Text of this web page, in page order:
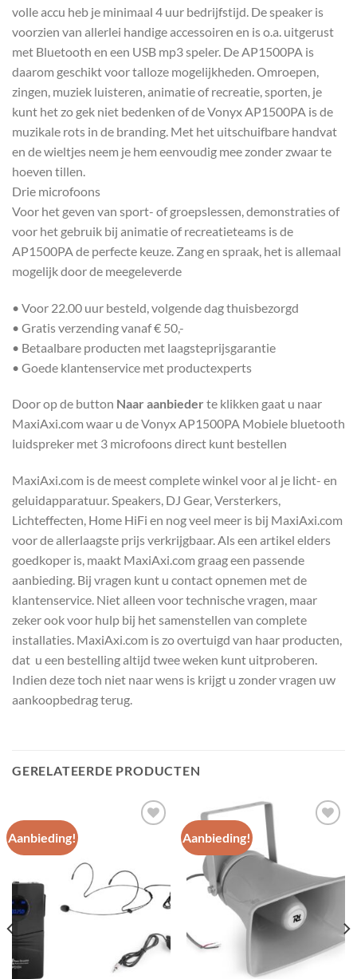
volle accu heb je minimaal 4 uur bedrijfstijd. De speaker is
voorzien van allerlei handige accessoiren en is o.a. uitgerust
met Bluetooth en een USB mp3 speler. De AP1500PA is
daarom geschikt voor talloze mogelijkheden. Omroepen,
zingen, muziek luisteren, animatie of recreatie, sporten, je
kunt het zo gek niet bedenken of de Vonyx AP1500PA is de
muzikale rots in de branding. Met het uitschuifbare handvat
en de wieltjes neem je hem eenvoudig mee zonder zwaar te
hoeven tillen.
Drie microfoons
Voor het geven van sport- of groepslessen, demonstraties of
voor het gebruik bij animatie of recreatieteams is de
AP1500PA de perfecte keuze. Zang en spraak, het is allemaal
mogelijk door de meegeleverde
• Voor 22.00 uur besteld, volgende dag thuisbezorgd
• Gratis verzending vanaf € 50,-
• Betaalbare producten met laagsteprijsgarantie
• Goede klantenservice met productexperts
Door op de button Naar aanbieder te klikken gaat u naar
MaxiAxi.com waar u de Vonyx AP1500PA Mobiele bluetooth
luidspreker met 3 microfoons direct kunt bestellen
MaxiAxi.com is de meest complete winkel voor al je licht- en
geluidapparatuur. Speakers, DJ Gear, Versterkers,
Lichteffecten, Home HiFi en nog veel meer is bij MaxiAxi.com
voor de allerlaagste prijs verkrijgbaar. Als een artikel elders
goedkoper is, maakt MaxiAxi.com graag een passende
aanbieding. Bij vragen kunt u contact opnemen met de
klantenservice. Niet alleen voor technische vragen, maar
zeker ook voor hulp bij het samenstellen van complete
installaties. MaxiAxi.com is zo overtuigd van haar producten,
dat u een bestelling altijd twee weken kunt uitproberen.
Indien deze toch niet naar wens is krijgt u zonder vragen uw
aankoopbedrag terug.
GERELATEERDE PRODUCTEN
Aanbieding!
aan
wenslijst
Aanbieding!
aan
wenslijst